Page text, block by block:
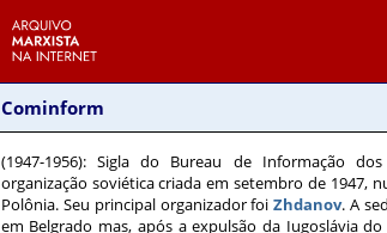
Cominform
(1947-1956): Sigla do Bureau de Informação dos
organização soviética criada em setembro de 1947,
Polônia. Seu principal organizador foiZhdanov. A
em Belgrado mas, após a expulsão da Iugoslávia